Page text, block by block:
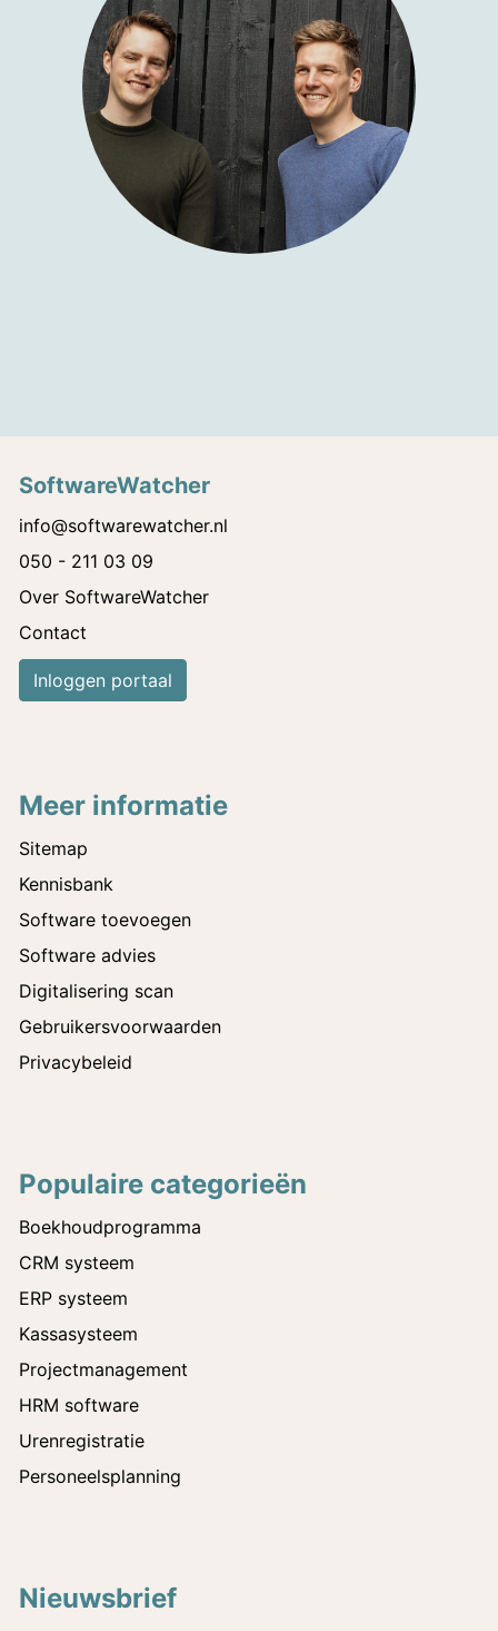
SoftwareWatcher
info@softwarewatcher.nl
050 - 211 03 09
Over SoftwareWatcher
Contact
Inloggen portaal
Meer informatie
Sitemap
Kennisbank
Software toevoegen
Software advies
Digitalisering scan
Gebruikersvoorwaarden
Privacybeleid
Populaire categorieën
Boekhoudprogramma
CRM systeem
ERP systeem
Kassasysteem
Projectmanagement
HRM software
Urenregistratie
Personeelsplanning
Nieuwsbrief